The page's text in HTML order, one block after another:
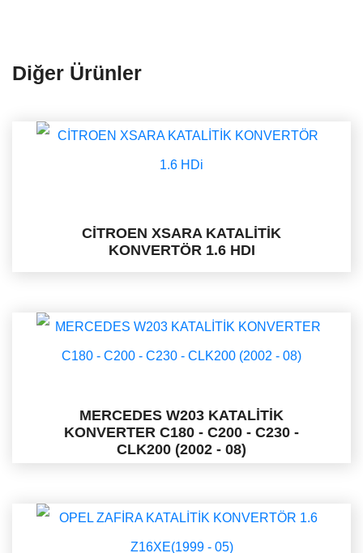
Diğer Ürünler
CİTROEN XSARA KATALİTİK
KONVERTÖR 1.6 HDI
MERCEDES W203 KATALİTİK
KONVERTER C180 - C200 - C230 -
CLK200 (2002 - 08)